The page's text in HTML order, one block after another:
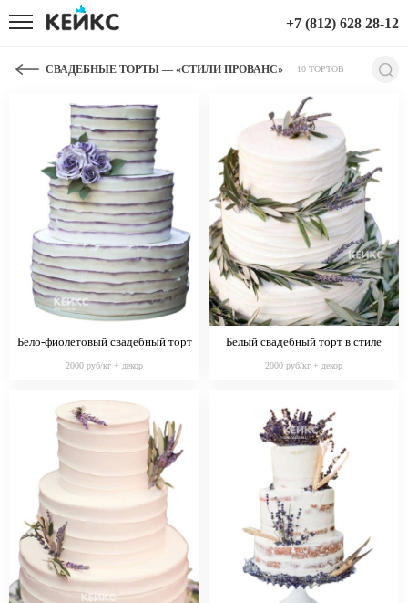
+7 (812) 628 28-12
СВАДЕБНЫЕ ТОРТЫ — «СТИЛИ ПРОВАНС» 10 ТОРТОВ
Бело-фиолетовый свадебный торт
2000 руб/кг + декор
Белый свадебный торт в стиле
2000 руб/кг + декор